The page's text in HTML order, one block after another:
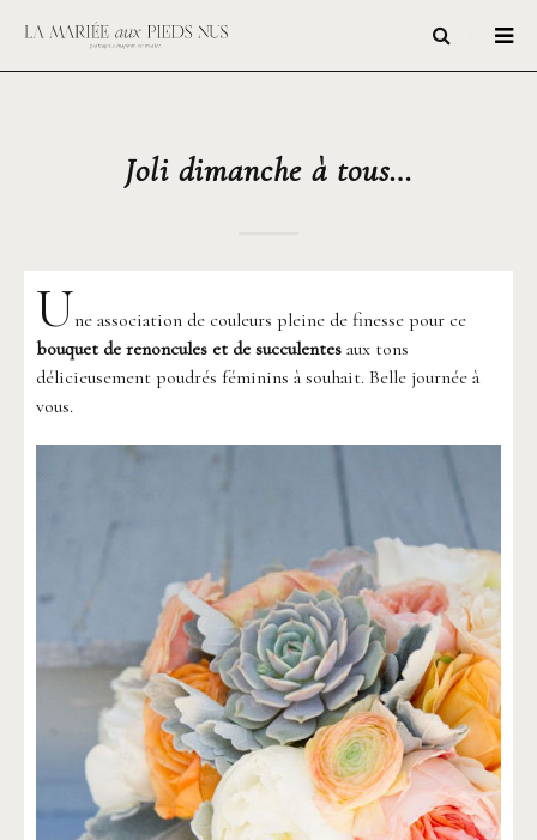
Joli dimanche à tous…
Une association de couleurs pleine de finesse pour ce
bouquet de renoncules et de succulentes aux tons
délicieusement poudrés féminins à souhait. Belle journée à
vous.